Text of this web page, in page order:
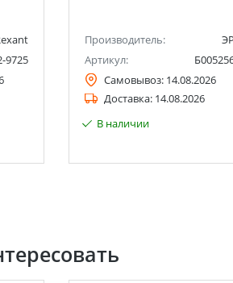
9725
Производитель:
Артикул:
Самовывоз: 14.08.2026
Доставка: 14.08.2026
В наличии